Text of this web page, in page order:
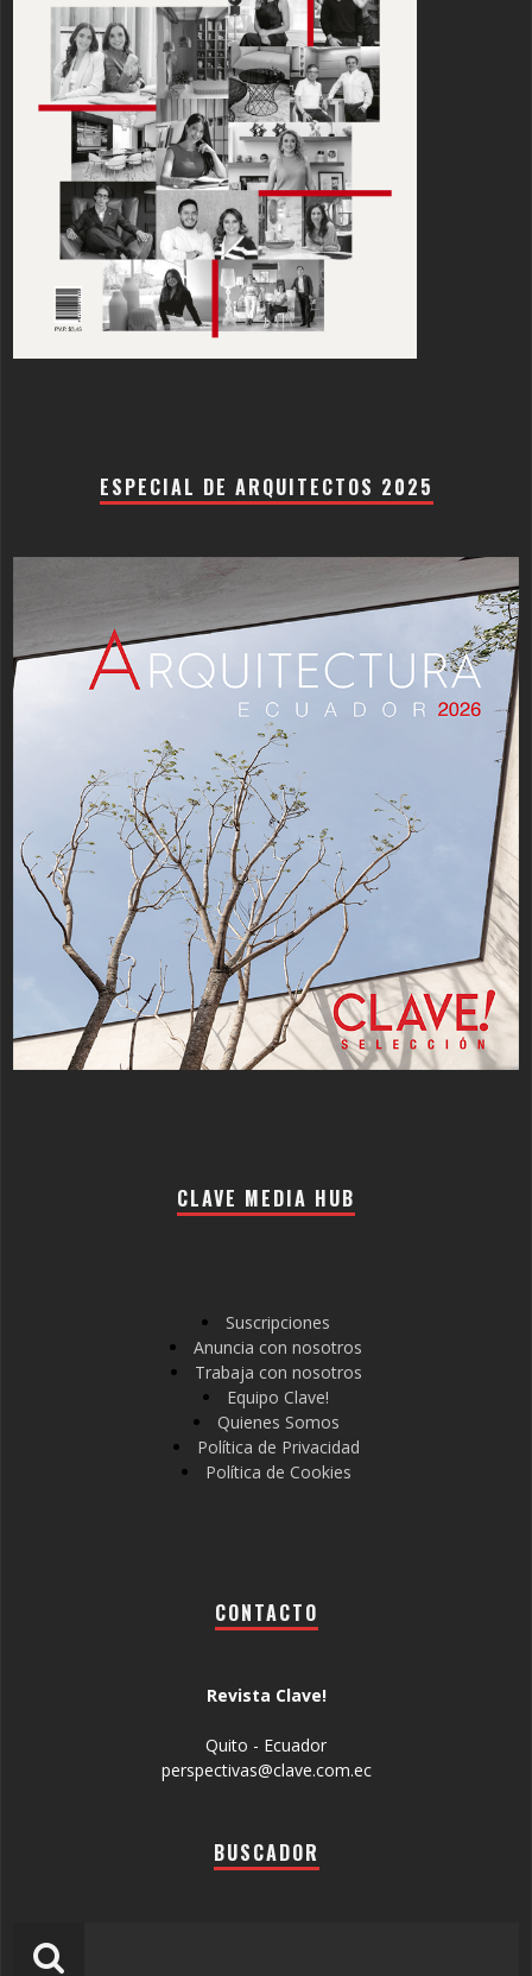
ESPECIAL DE ARQUITECTOS 2025
CLAVE MEDIA HUB
Suscripciones
Anuncia con nosotros
Trabaja con nosotros
Equipo Clave!
Quienes Somos
Política de Privacidad
Política de Cookies
CONTACTO
Revista Clave!
Quito - Ecuador
perspectivas@clave.com.ec
BUSCADOR